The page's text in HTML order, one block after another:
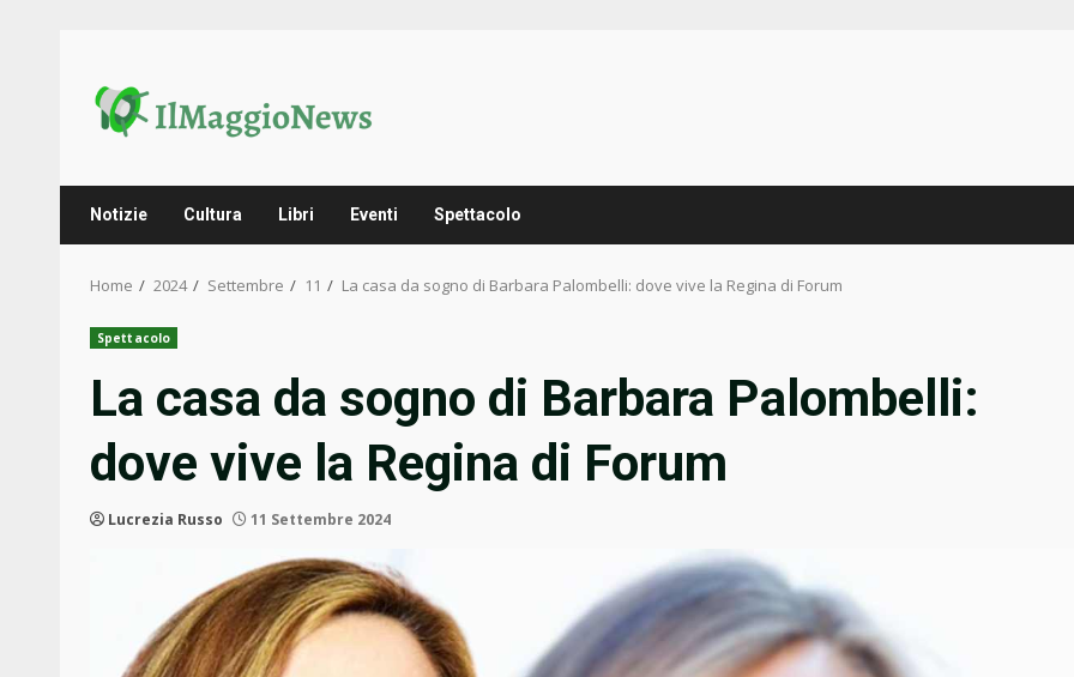
content
Notizie Cultura Libri Eventi Spettacolo
Home 2024 Settembre 11 La casa da sogno di Barbara Palombelli: dove vive la Regina di Forum
Spettacolo
La casa da sogno di Barbara Palombelli:
dove vive la Regina di Forum
Lucrezia Russo 11 Settembre 2024